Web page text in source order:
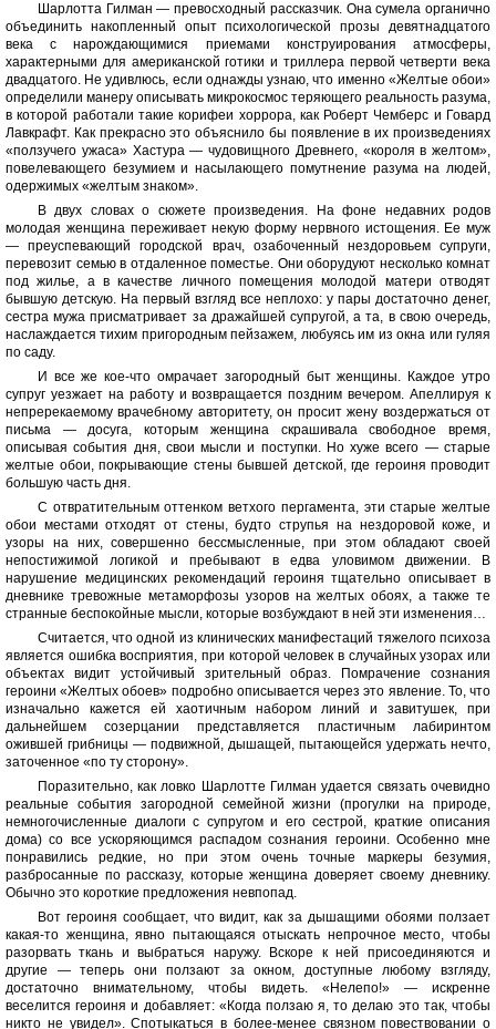
Шарлотта Гилман — превосходный рассказчик. Она сумела органично
объединить накопленный опыт психологической прозы девятнадцатого
века с нарождающимися приемами конструирования атмосферы,
характерными для американской готики и триллера первой четверти века
двадцатого. Не удивлюсь, если однажды узнаю, что именно «Желтые обои»
определили манеру описывать микрокосмос теряющего реальность разума,
в которой работали такие корифеи хоррора, как Роберт Чемберс и Говард
Лавкрафт. Как прекрасно это объяснило бы появление в их произведениях
«ползучего ужаса» Хастура — чудовищного Древнего, «короля в желтом»,
повелевающего безумием и насылающего помутнение разума на людей,
одержимых «желтым знаком».
В двух словах о сюжете произведения. На фоне недавних родов
молодая женщина переживает некую форму нервного истощения. Ее муж
— преуспевающий городской врач, озабоченный нездоровьем супруги,
перевозит семью в отдаленное поместье. Они оборудуют несколько комнат
под жилье, а в качестве личного помещения молодой матери отводят
бывшую детскую. На первый взгляд все неплохо: у пары достаточно денег,
сестра мужа присматривает за дражайшей супругой, а та, в свою очередь,
наслаждается тихим пригородным пейзажем, любуясь им из окна или гуляя
по саду.
И все же кое-что омрачает загородный быт женщины. Каждое утро
супруг уезжает на работу и возвращается поздним вечером. Апеллируя к
непререкаемому врачебному авторитету, он просит жену воздержаться от
письма — досуга, которым женщина скрашивала свободное время,
описывая события дня, свои мысли и поступки. Но хуже всего — старые
желтые обои, покрывающие стены бывшей детской, где героиня проводит
большую часть дня.
С отвратительным оттенком ветхого пергамента, эти старые желтые
обои местами отходят от стены, будто струпья на нездоровой коже, и
узоры на них, совершенно бессмысленные, при этом обладают своей
непостижимой логикой и пребывают в едва уловимом движении. В
нарушение медицинских рекомендаций героиня тщательно описывает в
дневнике тревожные метаморфозы узоров на желтых обоях, а также те
странные беспокойные мысли, которые возбуждают в ней эти изменения…
Считается, что одной из клинических манифестаций тяжелого психоза
является ошибка восприятия, при которой человек в случайных узорах или
объектах видит устойчивый зрительный образ. Помрачение сознания
героини «Желтых обоев» подробно описывается через это явление. То, что
изначально кажется ей хаотичным набором линий и завитушек, при
дальнейшем созерцании представляется пластичным лабиринтом
ожившей грибницы — подвижной, дышащей, пытающейся удержать нечто,
заточенное «по ту сторону».
Поразительно, как ловко Шарлотте Гилман удается связать очевидно
реальные события загородной семейной жизни (прогулки на природе,
немногочисленные диалоги с супругом и его сестрой, краткие описания
дома) со все ускоряющимся распадом сознания героини. Особенно мне
понравились редкие, но при этом очень точные маркеры безумия,
разбросанные по рассказу, которые женщина доверяет своему дневнику.
Обычно это короткие предложения невпопад.
Вот героиня сообщает, что видит, как за дышащими обоями ползает
какая-то женщина, явно пытающаяся отыскать непрочное место, чтобы
разорвать ткань и выбраться наружу. Вскоре к ней присоединяются и
другие — теперь они ползают за окном, доступные любому взгляду,
достаточно внимательному, чтобы видеть. «Нелепо!» — искренне
веселится героиня и добавляет: «Когда ползаю я, то делаю это так, чтобы
никто не увидел». Спотыкаться в более-менее связном повествовании о